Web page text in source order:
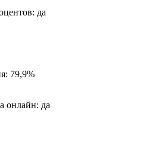
да
79,9%
онлайн: да